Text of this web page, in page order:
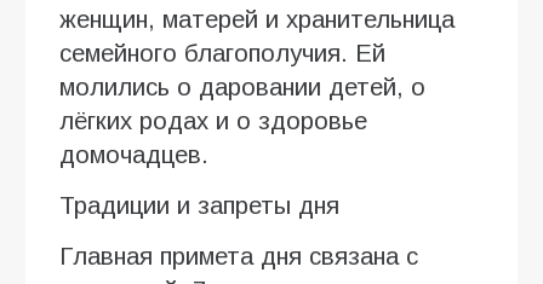
женщин, матерей и хранительница
семейного благополучия. Ей
молились о даровании детей, о
лёгких родах и о здоровье
домочадцев.
Традиции и запреты дня
Главная примета дня связана с